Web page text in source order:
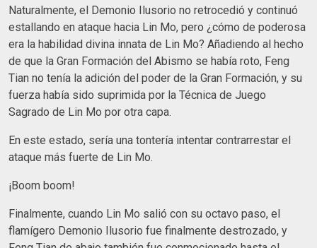
Naturalmente, el Demonio Ilusorio no retrocedió y continuó
estallando en ataque hacia Lin Mo, pero ¿cómo de poderosa
era la habilidad divina innata de Lin Mo? Añadiendo al hecho
de que la Gran Formación del Abismo se había roto, Feng
Tian no tenía la adición del poder de la Gran Formación, y su
fuerza había sido suprimida por la Técnica de Juego
Sagrado de Lin Mo por otra capa.
En este estado, sería una tontería intentar contrarrestar el
ataque más fuerte de Lin Mo.
¡Boom boom!
Finalmente, cuando Lin Mo salió con su octavo paso, el
flamígero Demonio Ilusorio fue finalmente destrozado, y